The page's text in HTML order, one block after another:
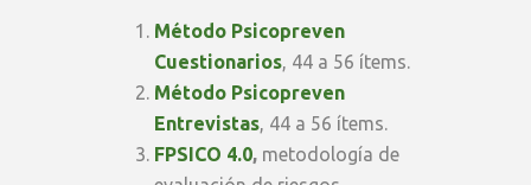
quantity
Método Psicopreven
Cuestionarios, 44 a 56 ítems.
Método Psicopreven
Entrevistas, 44 a 56 ítems.
FPSICO 4.0, metodología de